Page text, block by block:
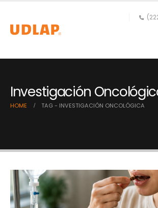
Investigación
HOME TAG - INVESTIGACIÓN ONCOLÓGICA